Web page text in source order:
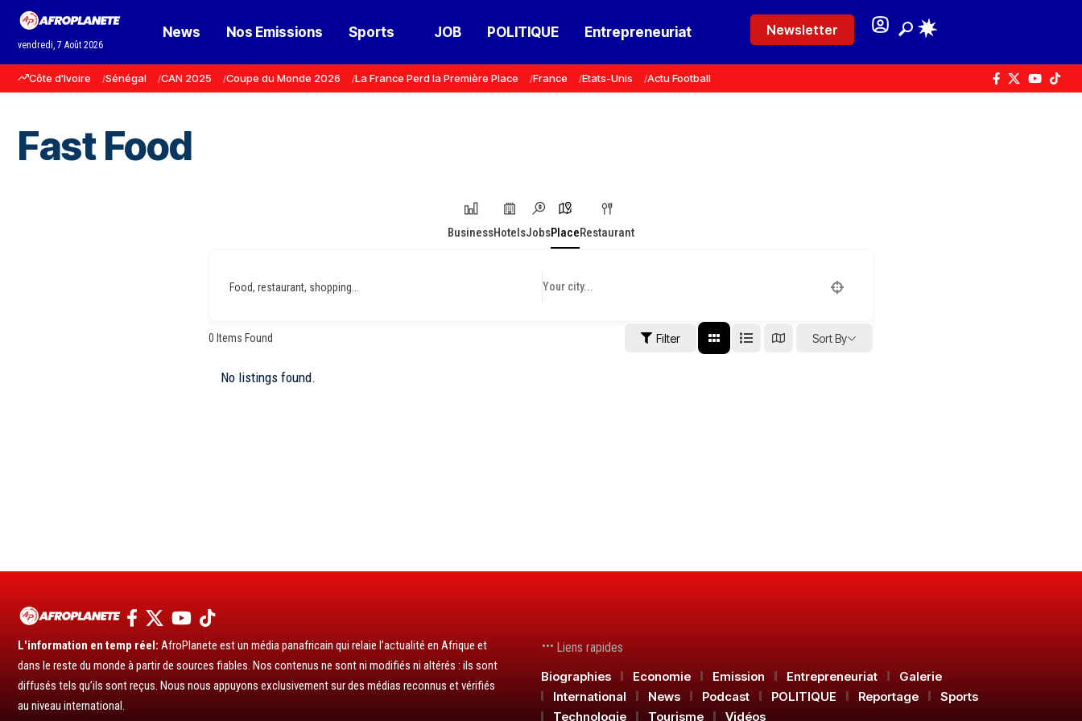
vendredi, 7 Août 2026
News Nos Emissions Sports JOB POLITIQUE Entrepreneuriat Newsletter
Côte d'Ivoire Sénégal CAN 2025 Coupe du Monde 2026 La France Perd la Première Place France Etats-Unis Actu Football
Fast Food
BusinessHotelsJobsPlaceRestaurant
Food, restaurant, shopping...
0 Items Found Filter Sort By
No listings found.
L'information en temp réel: AfroPlanete est un média panafricain qui relaie l’actualité en Afrique et
dans le reste du monde à partir de sources fiables. Nos contenus ne sont ni modifiés ni altérés : ils sont
diffusés tels qu’ils sont reçus. Nous nous appuyons exclusivement sur des médias reconnus et vérifiés
au niveau international.
Liens rapides
Biographies
Economie Emission Entrepreneuriat
Galerie
International
News Podcast POLITIQUE Reportage
Sports
Technologie
Tourisme Vidéos